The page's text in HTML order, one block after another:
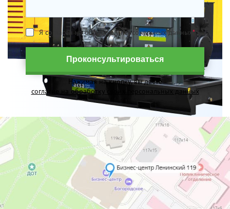
Я согласен на обработку персональных данных*
Проконсультироваться
Нажимая на кнопку, вы даете
согласие на обработку своих персональных данных